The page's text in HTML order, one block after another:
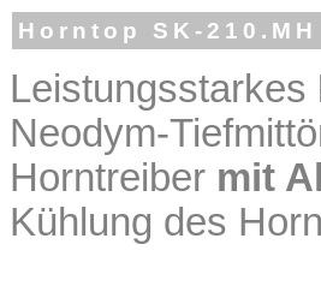
Horntop SK-210.MH
Leistungsstarkes
Neodym-
Horntreiber mit
Kühlung des